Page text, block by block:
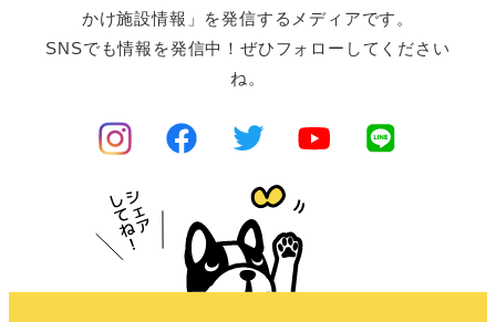
かけ施設情報」を発信するメディアです。
SNSでも情報を発信中！ぜひフォローしてください
ね。